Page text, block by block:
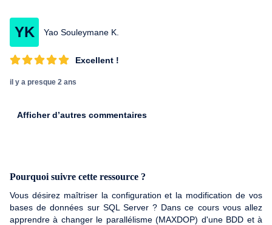
YK Yao Souleymane K.
Excellent !
il y a presque 2 ans
Afficher d’autres commentaires
Pourquoi suivre cette ressource ?
Vous désirez maîtriser la configuration et la modification de vos
bases de données sur SQL Server ? Dans ce cours vous allez
apprendre à changer le parallélisme (MAXDOP) d'une BDD et à